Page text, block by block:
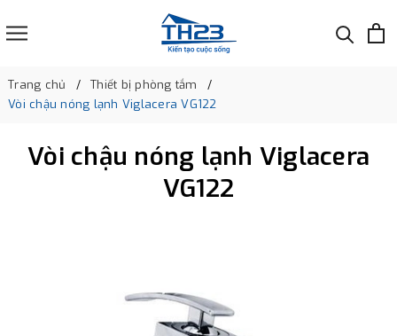
Trang chủ
Thiết bị phòng tắm
Vòi chậu nóng lạnh Viglacera VG122
Vòi chậu nóng lạnh Viglacera
VG122